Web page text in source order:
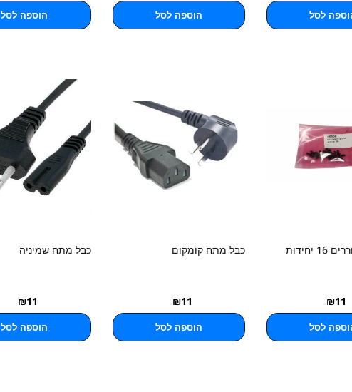
לסל הוספה לסל הוספה לסל
יחידות
₪11
לסל
כבל מתח קומקום
₪11
הוספה לסל
כבל מתח שמיניה
₪11
הוספה לסל